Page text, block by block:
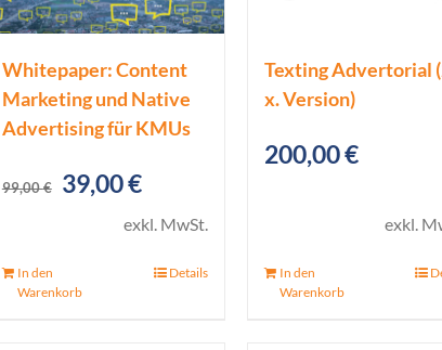
Whitepaper: Content
Marketing und Native
Advertising für KMUs
99,00€
Ursprünglicher
99,00 €
39,00€Aktueller
Preis
exkl. MwSt.
In den
Warenkorb
Details
Texting Advertorial
x. Version)
200,00€
exkl.
In den
Warenkorb